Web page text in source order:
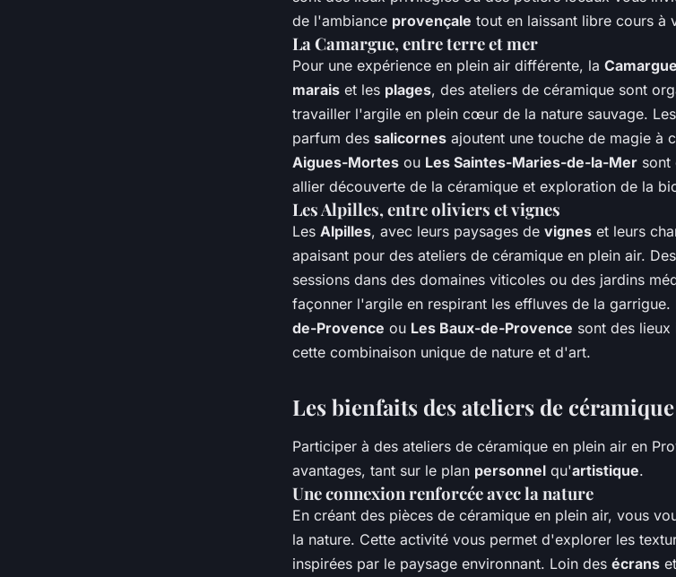
de l'ambiance provençale tout en laissant libre cours à
La Camargue, entre terre et mer
Pour une expérience en plein air différente, la Camargue
marais et les plages, des ateliers de céramique sont
travailler l'argile en plein cœur de la nature sauvage.
parfum des salicornes ajoutent une touche de magie à
Aigues-Mortes ou Les Saintes-Maries-de-la-Mer sont
allier découverte de la céramique et exploration de la
Les Alpilles, entre oliviers et vignes
Les Alpilles, avec leurs paysages de vignes et leurs
apaisant pour des ateliers de céramique en plein air.
sessions dans des domaines viticoles ou des jardins
façonner l'argile en respirant les effluves de la garrigue.
de-Provence ou Les Baux-de-Provence sont des
cette combinaison unique de nature et d'art.
Les bienfaits des ateliers de
Participer à des ateliers de céramique en plein air en
avantages, tant sur le plan personnel qu'artistique.
Une connexion renforcée avec la nature
En créant des pièces de céramique en plein air, vous
la nature. Cette activité vous permet d'explorer les
inspirées par le paysage environnant. Loin des écrans